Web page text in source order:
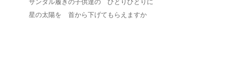
サンダル履きの子供達の ひとりひとりに
星の太陽を 首から下げてもらえますか